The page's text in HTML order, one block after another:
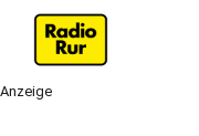
Anzeige